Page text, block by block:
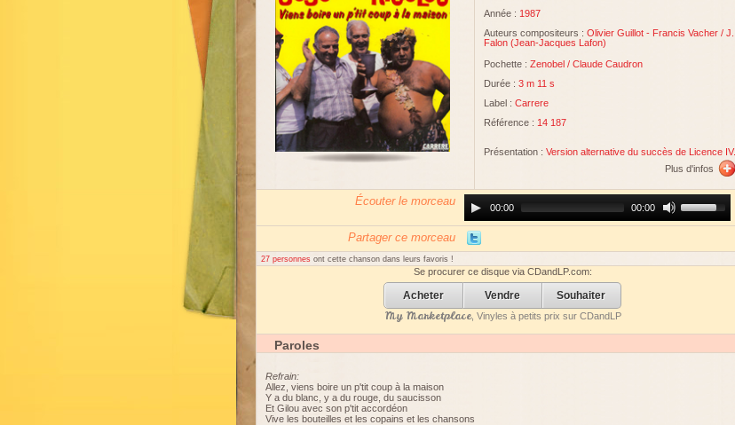
Année : 1987
Auteurs compositeurs : Olivier Guillot - Francis Vacher / J.
Falon (Jean-Jacques Lafon)
Pochette : Zenobel / Claude Caudron
Durée : 3 m 11 s
Label : Carrere
Référence : 14 187
Présentation : Version alternative du succès de Licence IV.
Plus d'infos
Écouter le morceau
Player00:00 00:00
Up/Down
Arrow
increase
or
Partager ce morceau
27 personnes ont cette chanson dans leurs favoris !
Se procurer ce disque via CDandLP.com:
Acheter Vendre Souhaiter
My Marketplace, Vinyles à petits prix sur CDandLP
Paroles
Refrain:
Allez, viens boire un p'tit coup à la maison
Y a du blanc, y a du rouge, du saucisson
Et Gilou avec son p'tit accordéon
Vive les bouteilles et les copains et les chansons